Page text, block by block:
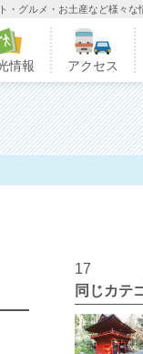
・グルメ・お土産など様々な
情報 アクセス
17
同じカテ